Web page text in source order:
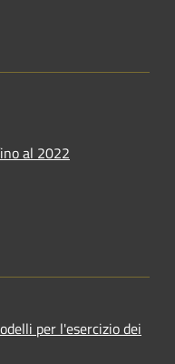
al 2022
per l'esercizio dei